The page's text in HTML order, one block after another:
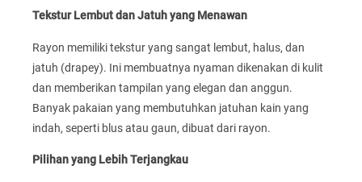
Tekstur Lembut dan Jatuh yang Menawan
Rayon memiliki tekstur yang sangat lembut, halus, dan
jatuh (drapey). Ini membuatnya nyaman dikenakan di kulit
dan memberikan tampilan yang elegan dan anggun.
Banyak pakaian yang membutuhkan jatuhan kain yang
indah, seperti blus atau gaun, dibuat dari rayon.
Pilihan yang Lebih Terjangkau